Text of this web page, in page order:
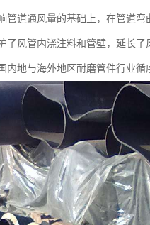
道通风量的基础上，在管道弯
风管内浇注料和管壁，延长了
地与海外地区耐磨管件行业循